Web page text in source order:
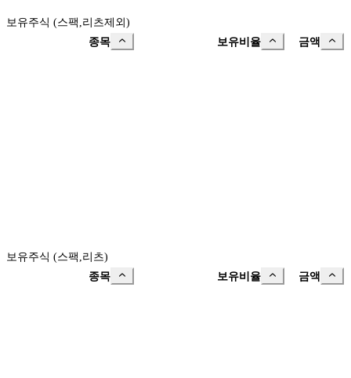
보유주식 (스팩,리츠제외)
종목
보유비율 금액
보유주식 (스팩,리츠)
종목
보유비율 금액